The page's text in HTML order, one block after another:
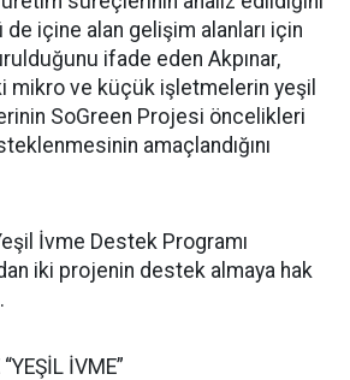
içine alan gelişim alanları için
ifade eden Akpınar,
mikro ve küçük işletmelerin yeşil
SoGreen Projesi öncelikleri
amaçlandığını
İvme Destek Programı
iki projenin destek almaya hak
İVME”